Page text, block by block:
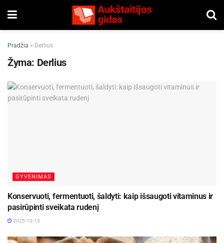
Pradžia » Derlius
Žyma: Derlius
GYVENIMAS
Konservuoti, fermentuoti, šaldyti: kaip išsaugoti vitaminus ir
pasirūpinti sveikata rudenį
2025-10-13